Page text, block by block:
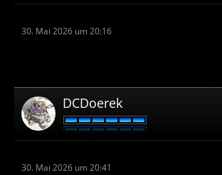
30. Mai 2026 um 20:16
DCDoerek
30. Mai 2026 um 20:41